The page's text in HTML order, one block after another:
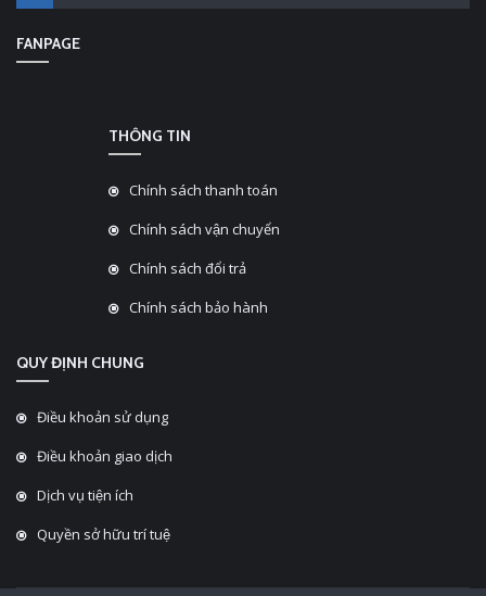
FANPAGE
THÔNG TIN
Chính sách thanh toán
Chính sách vận chuyển
Chính sách đổi trả
Chính sách bảo hành
QUY ĐỊNH CHUNG
Điều khoản sử dụng
Điều khoản giao dịch
Dịch vụ tiện ích
Quyền sở hữu trí tuệ